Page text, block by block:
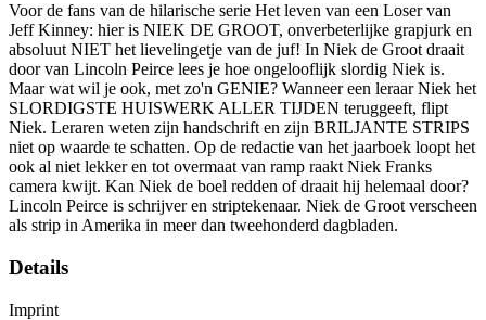
Voor de fans van de hilarische serie Het leven van een Loser van
Jeff Kinney: hier is NIEK DE GROOT, onverbeterlijke grapjurk en
absoluut NIET het lievelingetje van de juf! In Niek de Groot draait
door van Lincoln Peirce lees je hoe ongelooflijk slordig Niek is.
Maar wat wil je ook, met zo'n GENIE? Wanneer een leraar Niek het
SLORDIGSTE HUISWERK ALLER TIJDEN teruggeeft, flipt
Niek. Leraren weten zijn handschrift en zijn BRILJANTE STRIPS
niet op waarde te schatten. Op de redactie van het jaarboek loopt het
ook al niet lekker en tot overmaat van ramp raakt Niek Franks
camera kwijt. Kan Niek de boel redden of draait hij helemaal door?
Lincoln Peirce is schrijver en striptekenaar. Niek de Groot verscheen
als strip in Amerika in meer dan tweehonderd dagbladen.
Details
Imprint